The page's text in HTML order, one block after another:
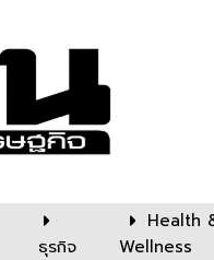
ธุรกิจ
Health
Wellness